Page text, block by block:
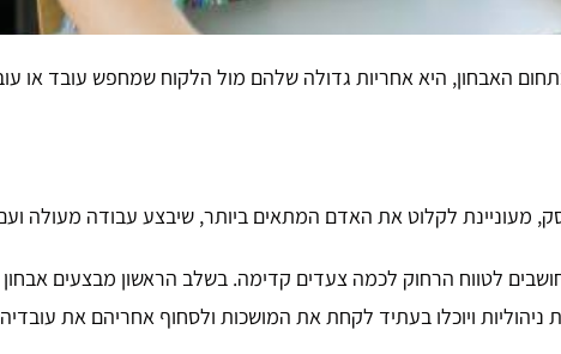
האבחון, היא אחריות גדולה שלהם מול הלקוח שמחפש עובד או
מעוניינת לקלוט את האדם המתאים ביותר, שיבצע עבודה מעולה
חושבים לטווח הרחוק לכמה צעדים קדימה. בשלב הראשון מבצעים
ויוכלו בעתיד לקחת את המושכות ולסחוף אחריהם את